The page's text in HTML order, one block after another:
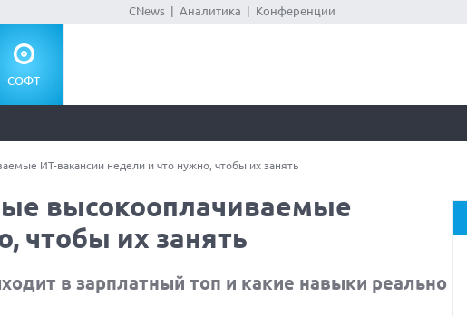
CNews Аналитика Конференции
СОФТ
ИТ-вакансии недели и что нужно, чтобы их занять
высокооплачиваемые
чтобы их занять
в зарплатный топ и какие навыки реально